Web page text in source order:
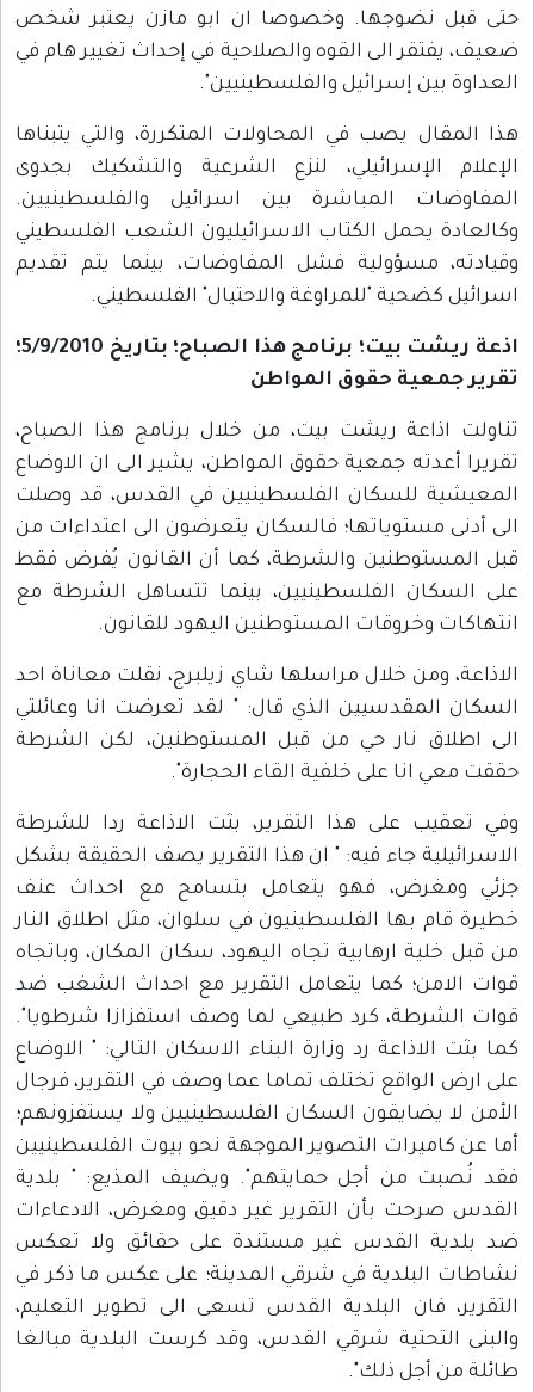
حتى قبل نضوجها. وخصوصا ان ابو مازن يعتبر شخص
ضعيف، يفتقر الى القوه والصلاحية في إحداث تغيير هام في
العداوة بين إسرائيل والفلسطينيين".
هذا المقال يصب في المحاولات المتكررة، والتي يتبناها
الإعلام الإسرائيلي، لنزع الشرعية والتشكيك بجدوى
المفاوضات المباشرة بين اسرائيل والفلسطينيين.
وكالعادة يحمل الكتاب الاسرائيليون الشعب الفلسطيني
وقيادته، مسؤولية فشل المفاوضات، بينما يتم تقديم
اسرائيل كضحية "للمراوغة والاحتيال" الفلسطيني.
اذعة ريشت بيت؛ برنامج هذا الصباح؛ بتاريخ 5/9/2010؛
تقرير جمعية حقوق المواطن
تناولت اذاعة ريشت بيت، من خلال برنامج هذا الصباح،
تقريرا أعدته جمعية حقوق المواطن، يشير الى ان الاوضاع
المعيشية للسكان الفلسطينيين في القدس، قد وصلت
الى أدنى مستوياتها؛ فالسكان يتعرضون الى اعتداءات من
قبل المستوطنين والشرطة، كما أن القانون يُفرض فقط
على السكان الفلسطينيين، بينما تتساهل الشرطة مع
انتهاكات وخروقات المستوطنين اليهود للقانون.
الاذاعة، ومن خلال مراسلها شاي زيلبرج، نقلت معاناة احد
السكان المقدسيين الذي قال: " لقد تعرضت انا وعائلتي
الى اطلاق نار حي من قبل المستوطنين، لكن الشرطة
حققت معي انا على خلفية القاء الحجارة".
وفي تعقيب على هذا التقرير، بثت الاذاعة ردا للشرطة
الاسرائيلية جاء فيه: " ان هذا التقرير يصف الحقيقة بشكل
جزئي ومغرض، فهو يتعامل بتسامح مع احداث عنف
خطيرة قام بها الفلسطينيون في سلوان، مثل اطلاق النار
من قبل خلية ارهابية تجاه اليهود، سكان المكان، وباتجاه
قوات الامن؛ كما يتعامل التقرير مع احداث الشغب ضد
قوات الشرطة، كرد طبيعي لما وصف استفزازا شرطويا".
كما بثت الاذاعة رد وزارة البناء الاسكان التالي: " الاوضاع
على ارض الواقع تختلف تماما عما وصف في التقرير، فرجال
الأمن لا يضايقون السكان الفلسطينيين ولا يستفزونهم؛
أما عن كاميرات التصوير الموجهة نحو بيوت الفلسطينيين
فقد نُصبت من أجل حمايتهم". ويضيف المذيع: " بلدية
القدس صرحت بأن التقرير غير دقيق ومغرض، الادعاءات
ضد بلدية القدس غير مستندة على حقائق ولا تعكس
نشاطات البلدية في شرقي المدينة؛ على عكس ما ذكر في
التقرير، فان البلدية القدس تسعى الى تطوير التعليم،
والبنى التحتية شرقي القدس، وقد كرست البلدية مبالغا
طائلة من أجل ذلك".